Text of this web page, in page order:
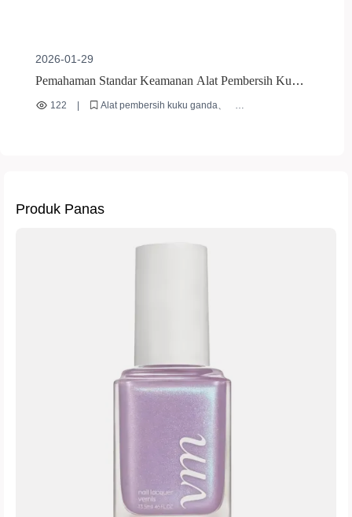
2026-01-29
Pemahaman Standar Keamanan Alat Pembersih Kuku
Ganda: Keunggulan Ekspor Alat Manikur dengan
122
Alat pembersih kuku ganda
Produk Panas